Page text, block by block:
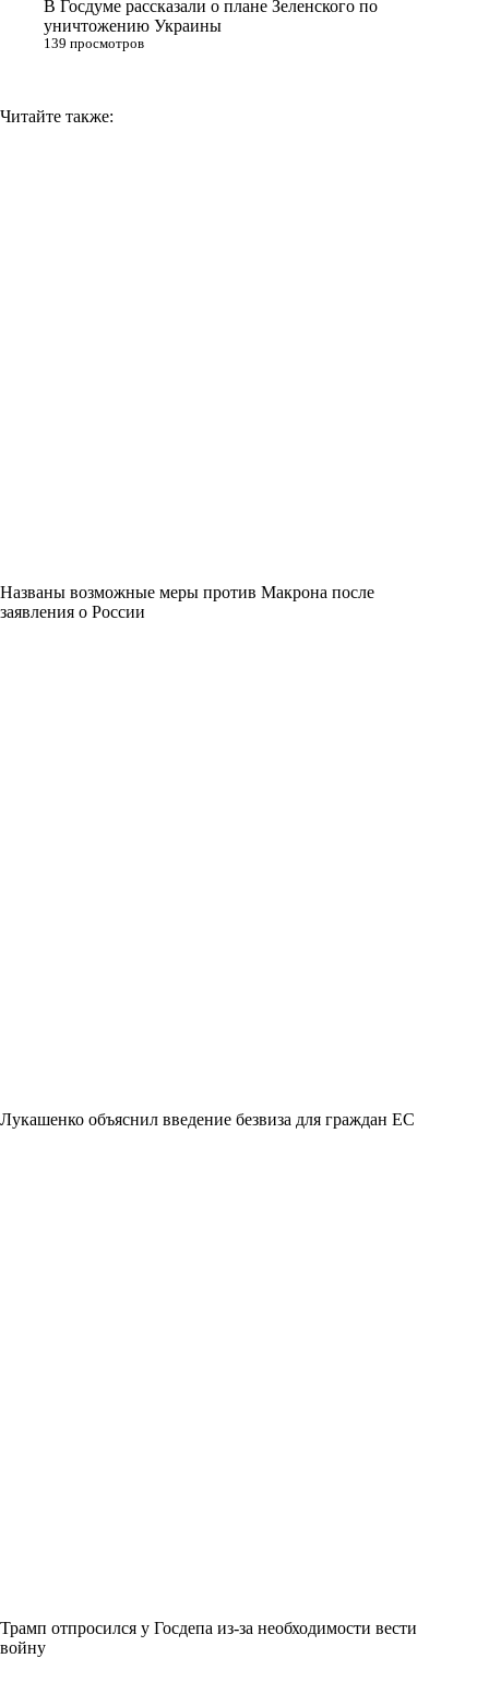
В Госдуме рассказали о плане Зеленского по
уничтожению Украины
139 просмотров
Читайте также:
Названы возможные меры против Макрона после
заявления о России
Лукашенко объяснил введение безвиза для граждан ЕС
Трамп отпросился у Госдепа из-за необходимости вести
войну